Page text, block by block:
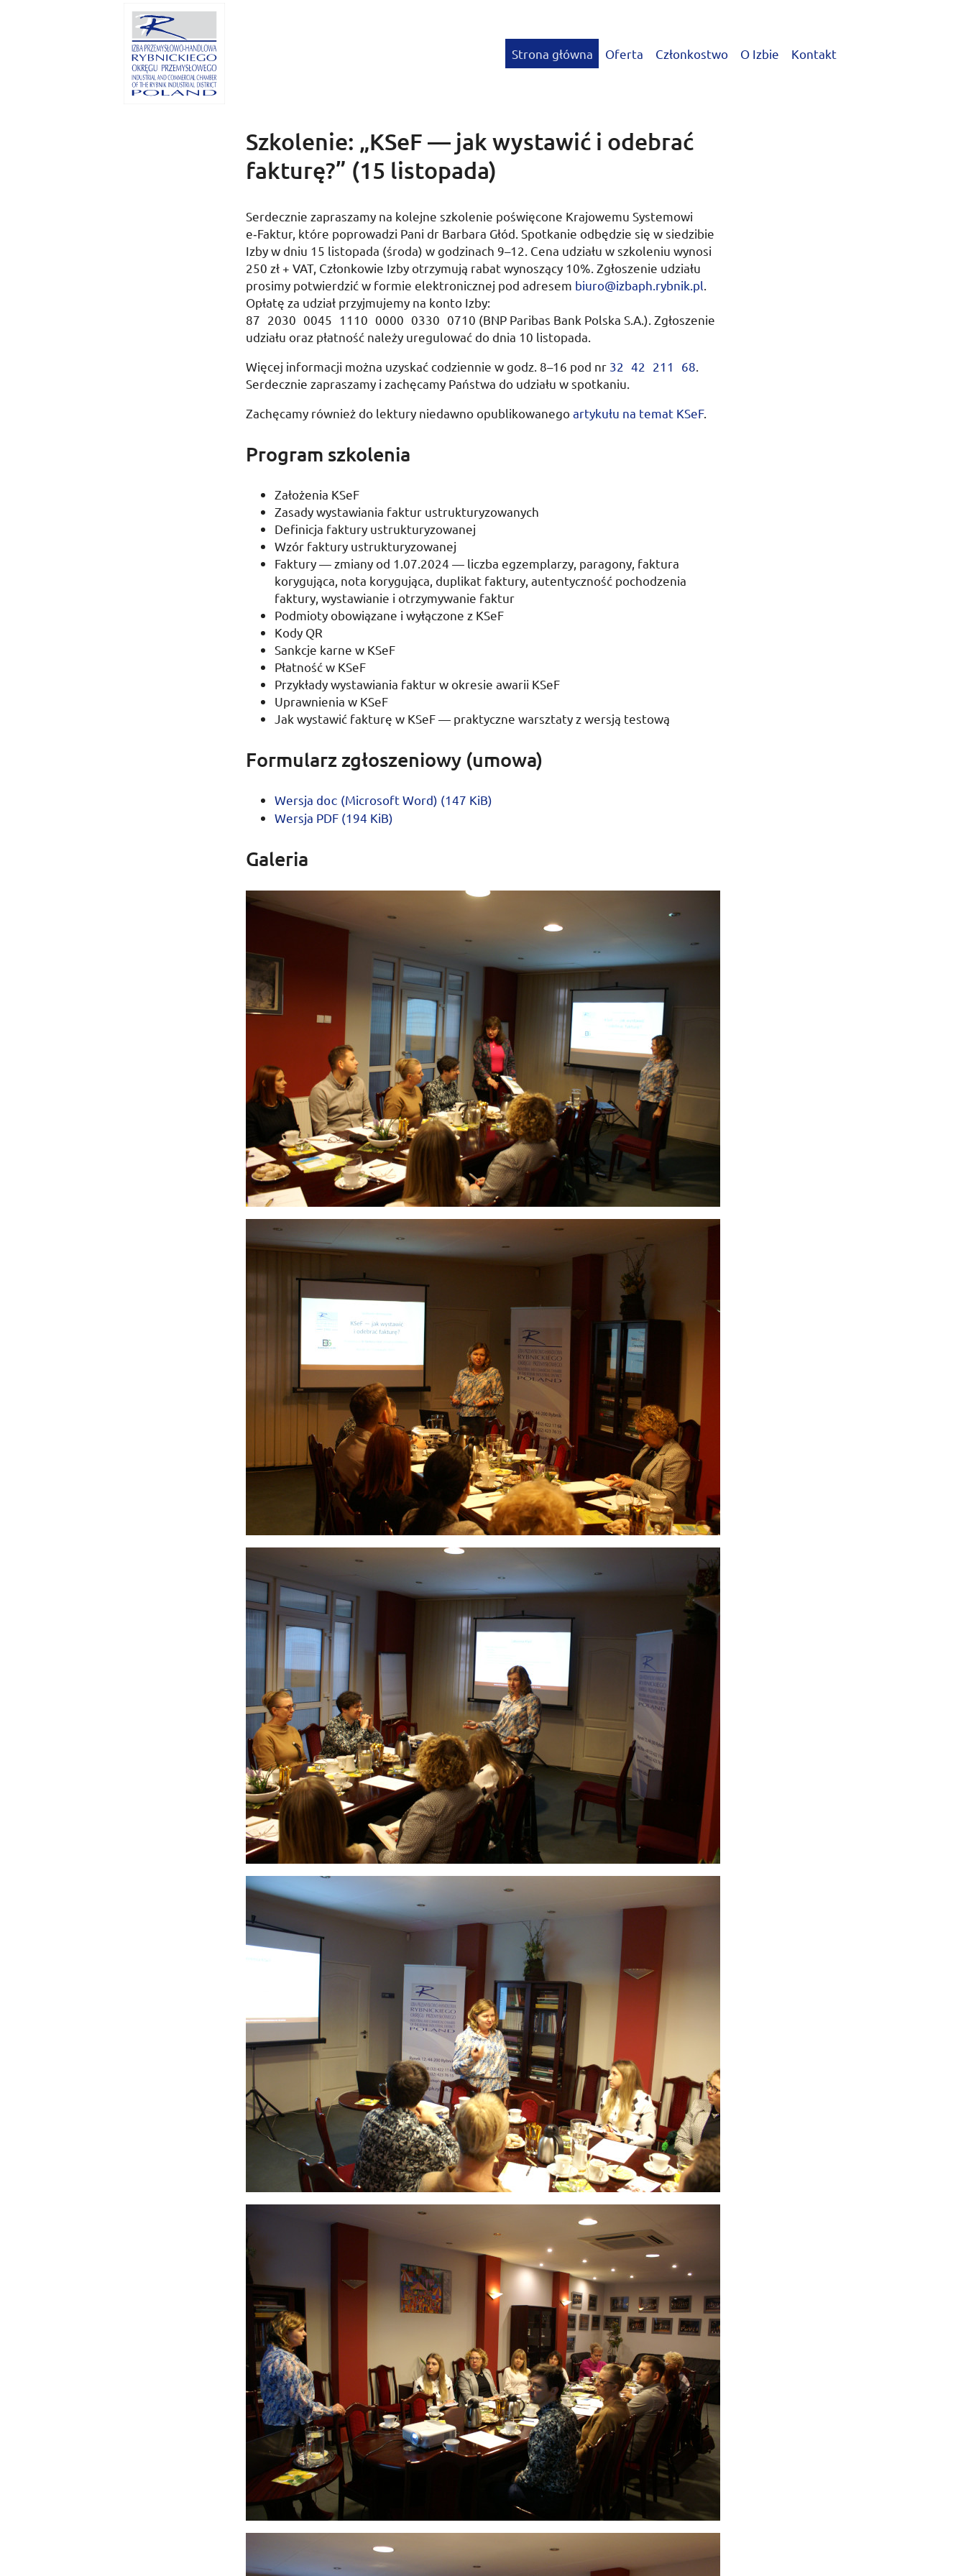
Strona główna Oferta Członkostwo O Izbie Kontakt
Szkolenie: „KSeF — jak wystawić i odebrać
fakturę?” (15 listopada)
Serdecznie zapraszamy na kolejne szkolenie poświęcone Krajowemu Systemowi
e‑Faktur, które poprowadzi Pani dr Barbara Głód. Spotkanie odbędzie się w siedzibie
Izby w dniu 15 listopada (środa) w godzinach 9–12. Cena udziału w szkoleniu wynosi
250 zł + VAT, Członkowie Izby otrzymują rabat wynoszący 10%. Zgłoszenie udziału
prosimy potwierdzić w formie elektronicznej pod adresem biuro@izbaph.rybnik.pl
Opłatę za udział przyjmujemy na konto Izby:
87 2030 0045 1110 0000 0330 0710 (BNP Paribas Bank Polska S.A.). Zgłoszenie
udziału oraz płatność należy uregulować do dnia 10 listopada
Więcej informacji można uzyskać codziennie wgodz. 8–16 pod nr 32 42 211 68
Serdecznie zapraszamy i zachęcamy Państwa do udziału w spotkaniu.
Zachęcamy również do lektury niedawno opublikowanegoartykułu na temat KSeF.
Program szkolenia
Założenia KSeF
Zasady wystawiania faktur ustrukturyzowanych
Definicja faktury ustrukturyzowanej
Wzór faktury ustrukturyzowanej
Faktury — zmiany od 1.07.2024 — liczba egzemplarzy, paragony, faktura
korygująca, nota korygująca, duplikat faktury, autentyczność pochodzenia
faktury, wystawianie i otrzymywanie faktur
Podmioty obowiązane i wyłączone z KSeF
Kody QR
Sankcje karne w KSeF
Płatność w KSeF
Przykłady wystawiania faktur w okresie awarii KSeF
Uprawnienia w KSeF
Jak wystawić fakturę w KSeF— praktyczne warsztaty z wersją testową
Formularz zgłoszeniowy (umowa)
Wersja doc (Microsoft Word) (147 KiB)
Wersja PDF (194 KiB)
Galeria